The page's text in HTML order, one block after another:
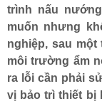
trình nấu
muốn nhưng
nghiệp, sau
môi trường ẩm
ra lỗi cần phải
vị bảo trì thiết bị